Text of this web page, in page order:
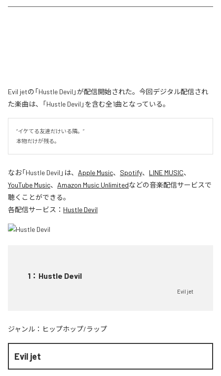
Evil jetの「Hustle Devil」が配信開始された。今回デジタル配信され
た楽曲は、「Hustle Devil」を含む全1曲となっている。
“イケてる友達だけいる隣。”
本物だけが残る。
なお「Hustle Devil 」は、 Apple Music、 Spotify、 LINE MUSIC、
YouTube Music、 Amazon Music Unlimitedなどの音楽配信サービスで
聴くことができる。
各配信サービス： Hustle Devil
1 ： Hustle Devil
Evil jet
ジャンル： ヒップホップ/ラップ
Evil jet